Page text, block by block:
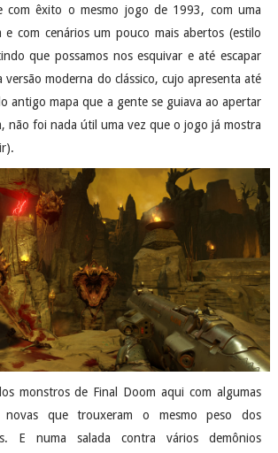
com êxito o mesmo jogo de 1993, com uma
e com cenários um pouco mais abertos (estilo
que possamos nos esquivar e até escapar
versão moderna do clássico, cujo apresenta até
antigo mapa que a gente se guiava ao apertar
não foi nada útil uma vez que o jogo já mostra
monstros de Final Doom aqui com algumas
novas que trouxeram o mesmo peso dos
E numa salada contra vários demônios